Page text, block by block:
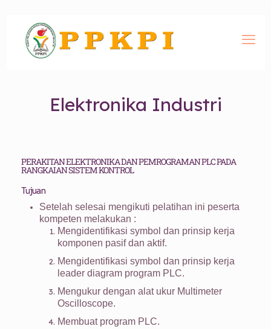
Elektronika Industri
PERAKITAN ELEKTRONIKA DAN PEMROGRAMAN PLC PADA
RANGKAIAN SISTEM KONTROL
Tujuan
Setelah selesai mengikuti pelatihan ini peserta
kompeten melakukan :
Mengidentifikasi symbol dan prinsip kerja
komponen pasif dan aktif.
Mengidentifikasi symbol dan prinsip kerja
leader diagram program PLC.
Mengukur dengan alat ukur Multimeter
Oscilloscope.
Membuat program PLC.